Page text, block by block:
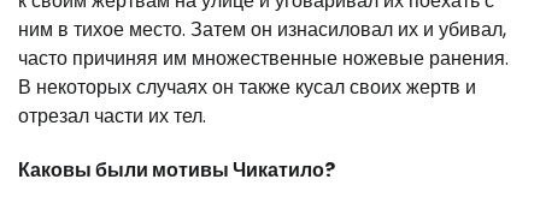
ним в тихое место. Затем он изнасиловал их и убивал,
часто причиняя им множественные ножевые ранения.
В некоторых случаях он также кусал своих жертв и
отрезал части их тел.
Каковы были мотивы Чикатило?